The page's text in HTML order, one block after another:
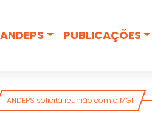
PUBLICAÇÕES
ANDEPS solicita reunião com o MGI